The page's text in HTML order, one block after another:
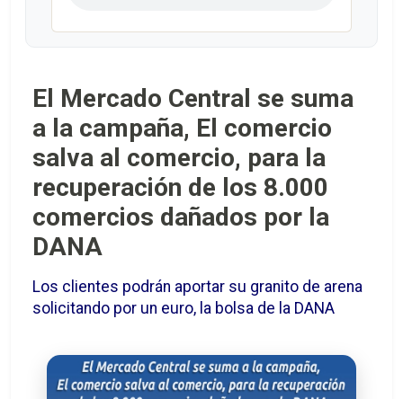
El Mercado Central se suma
a la campaña, El comercio
salva al comercio, para la
recuperación de los 8.000
comercios dañados por la
DANA
Los clientes podrán aportar su granito de arena
solicitando por un euro, la bolsa de la DANA